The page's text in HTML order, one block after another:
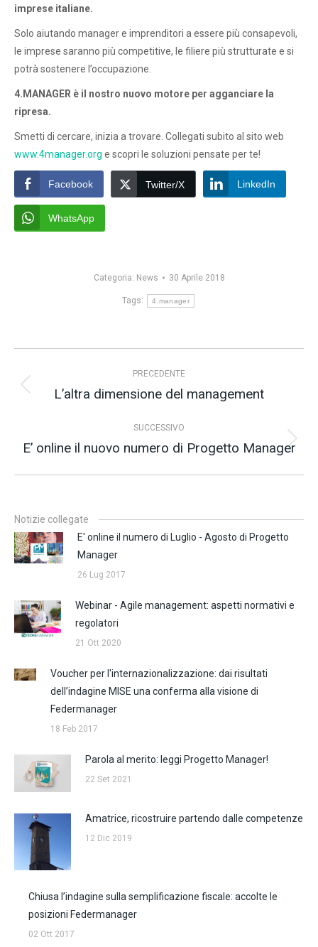
imprese italiane.
Solo aiutando manager e imprenditori a essere più consapevoli,
le imprese saranno più competitive, le filiere più strutturate e si
potrà sostenere l’occupazione.
4.MANAGER è il nostro nuovo motore per agganciare la
ripresa.
Smetti di cercare, inizia a trovare. Collegati subito al sito web
www.4manager.org e scopri le soluzioni pensate per te!
Facebook Twitter/X LinkedIn
WhatsApp
Categoria: News 30 Aprile 2018
Tags: 4.manager
tra
PRECEDENTE
Post
L’altra dimensione del management
SUCCESSIVO
Prossimo
E’ online il nuovo numero di Progetto Manager
Notizie collegate
E' online il numero di Luglio - Agosto di Progetto
Manager
26 Lug 2017
Webinar - Agile management: aspetti normativi e
regolatori
21 Ott 2020
Voucher per l'internazionalizzazione: dai risultati
dell’indagine MISE una conferma alla visione di
Federmanager
18 Feb 2017
Parola al merito: leggi Progetto Manager!
22 Set 2021
Amatrice, ricostruire partendo dalle competenze
12 Dic 2019
Chiusa l’indagine sulla semplificazione fiscale: accolte le
posizioni Federmanager
02 Ott 2017